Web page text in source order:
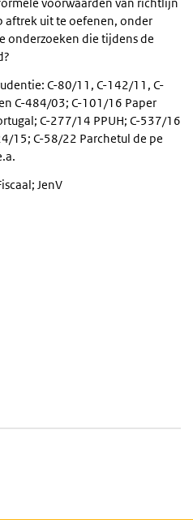
aftrek uit te oefenen, onder
onderzoeken die tijdens de
C-80/11, C-142/11, C-
C-484/03; C-101/16 Paper
C-277/14 PPUH; C-537/16
15; C-58/22 Parchetul de pe
JenV